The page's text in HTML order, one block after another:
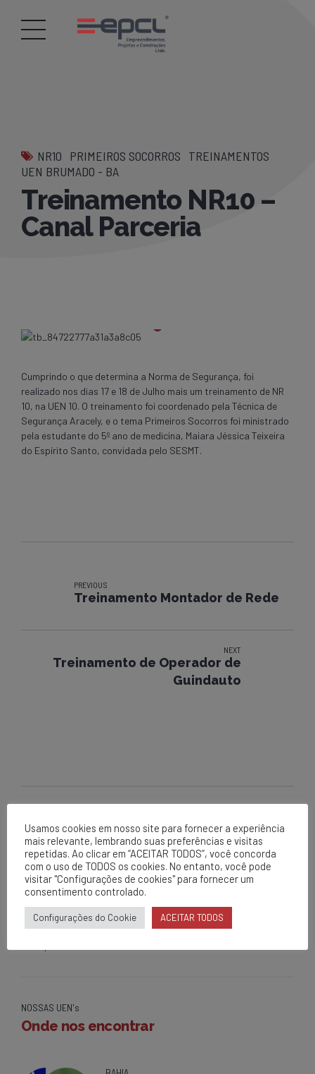
NR10 PRIMEIROS SOCORROS TREINAMENTOS
UEN BRUMADO - BA
Treinamento NR10 –
Canal Parceria
Cumprindo o que determina a Norma de Segurança, foi
realizado nos dias 17 e 18 de Julho mais um treinamento de NR
10, na UEN 10. O treinamento foi coordenado pela Técnica de
Segurança Aracely, e o tema Primeiros Socorros foi ministrado
pela estudante do 5º ano de medicina, Maiara Jéssica Teixeira
do Espírito Santo, convidada pelo SESMT.
PREVIOUS
Treinamento Montador de Rede
NEXT
Treinamento de Operador de
Guindauto
EPCL
Matriz
Av. Centenário, 1420
Brumado - BA
0800 284 2269
contato@epcl.com.br
NOSSAS UEN's
Onde nos encontrar
Usamos cookies em nosso site para fornecer a experiência
mais relevante, lembrando suas preferências e visitas
repetidas. Ao clicar em “ACEITAR TODOS”, você concorda
com o uso de TODOS os cookies. No entanto, você pode
visitar "Configurações de cookies" para fornecer um
consentimento controlado.
Configurações do Cookie ACEITAR TODOS